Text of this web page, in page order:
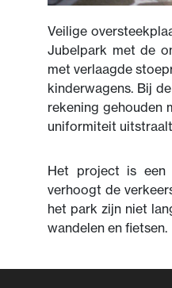
Veilige
Jubelpark met de
met verlaagde
kinderwagens. Bij
rekening gehouden
uniformiteit
Het project is een
verhoogt de
het park zijn niet
wandelen en fietsen.